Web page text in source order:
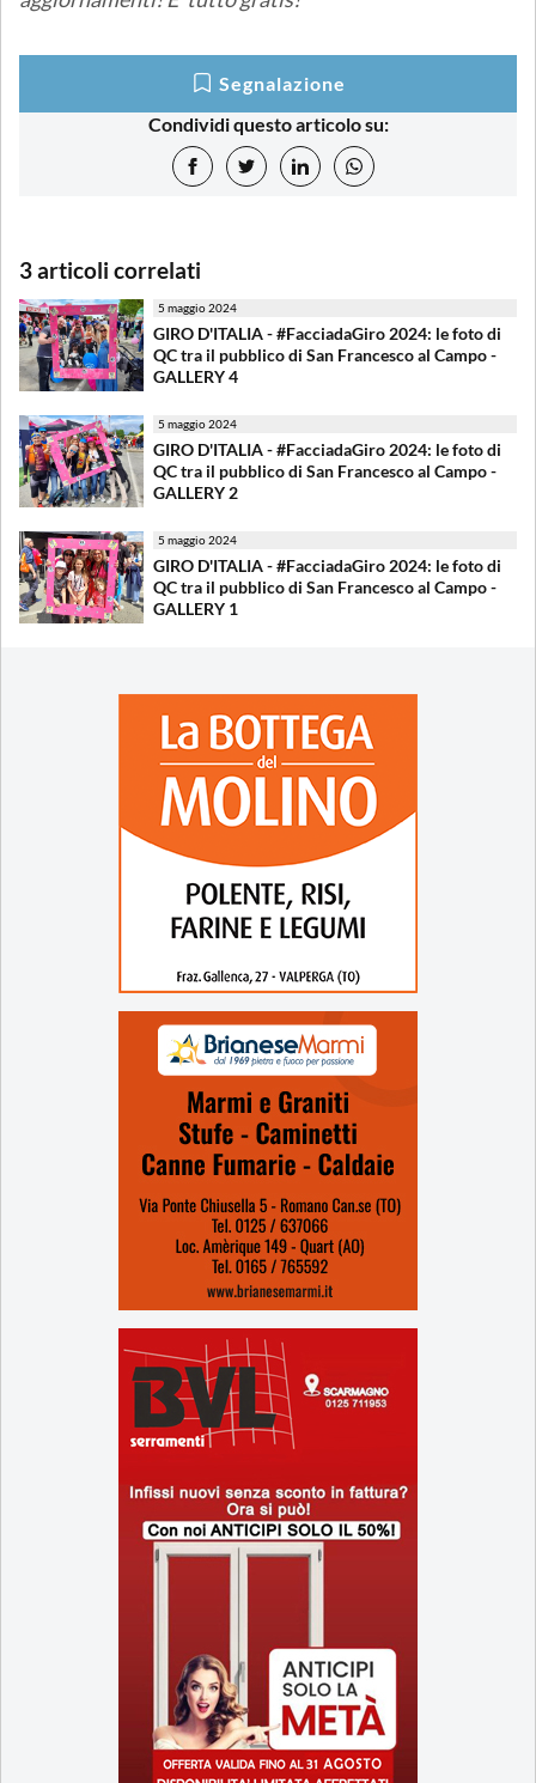
Segnalazione
Condividi questo articolo su:
3 articoli correlati
5 maggio 2024
GIRO D'ITALIA - #FacciadaGiro 2024: le foto di
QC tra il pubblico di San Francesco al Campo -
GALLERY 4
5 maggio 2024
GIRO D'ITALIA - #FacciadaGiro 2024: le foto di
QC tra il pubblico di San Francesco al Campo -
GALLERY 2
5 maggio 2024
GIRO D'ITALIA - #FacciadaGiro 2024: le foto di
QC tra il pubblico di San Francesco al Campo -
GALLERY 1